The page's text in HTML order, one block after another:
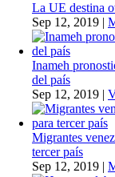
La UE destina
Sep 12, 2019 |
Inameh
del país
Sep 12, 2019 |
Migrantes
tercer país
Sep 12, 2019 |